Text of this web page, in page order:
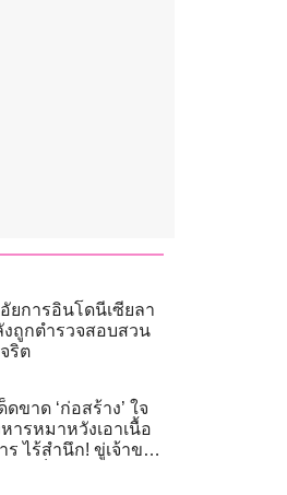
ยการอินโดนีเซียลา
ถูกตำรวจสอบสวน
ริต
ดขาด ‘ก่อสร้าง’ ใจ
ารหมาหวังเอาเนื้อ
ร ไร้สำนึก! ขู่เจ้าของ